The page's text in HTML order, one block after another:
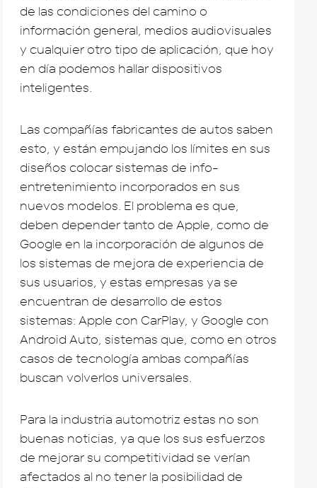
de las condiciones del camino o
información general, medios audiovisuales
y cualquier otro tipo de aplicación, que hoy
en día podemos hallar dispositivos
inteligentes.
Las compañías fabricantes de autos saben
esto, y están empujando los límites en sus
diseños colocar sistemas de info-
entretenimiento incorporados en sus
nuevos modelos. El problema es que,
deben depender tanto de Apple, como de
Google en la incorporación de algunos de
los sistemas de mejora de experiencia de
sus usuarios, y estas empresas ya se
encuentran de desarrollo de estos
sistemas: Apple con CarPlay, y Google con
Android Auto, sistemas que, como en otros
casos de tecnología ambas compañías
buscan volverlos universales.
Para la industria automotriz estas no son
buenas noticias, ya que los sus esfuerzos
de mejorar su competitividad se verían
afectados al no tener la posibilidad de